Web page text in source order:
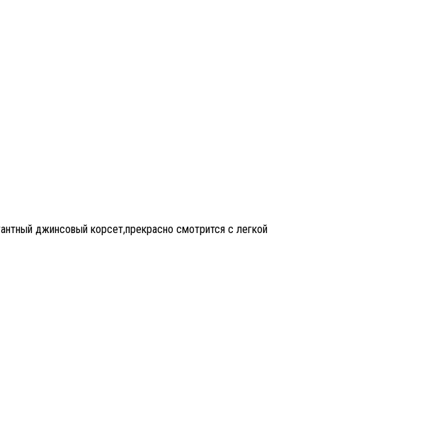
джинсовый корсет,прекрасно смотрится с легкой